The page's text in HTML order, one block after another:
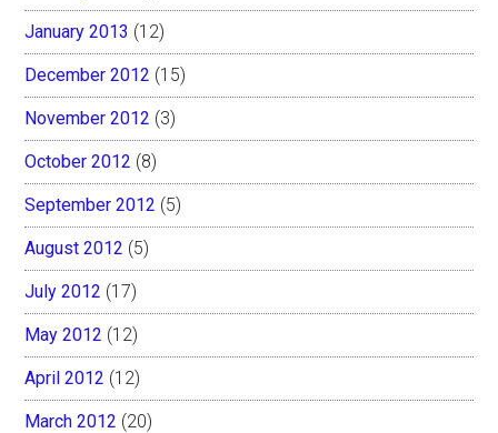
January 2013 (12)
December 2012 (15)
November 2012 (3)
October 2012 (8)
September 2012 (5)
August 2012 (5)
July 2012 (17)
May 2012 (12)
April 2012 (12)
March 2012 (20)